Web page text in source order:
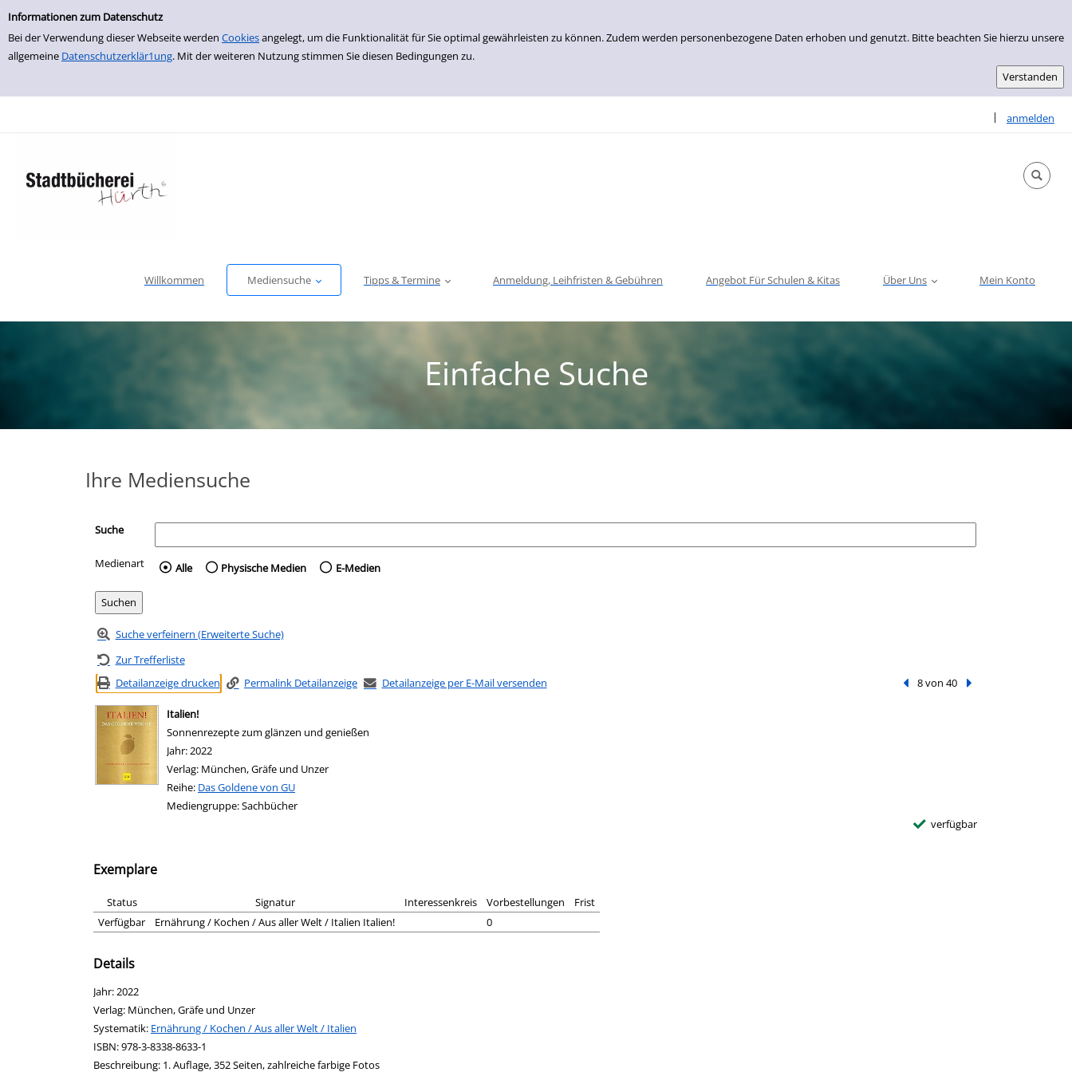
Einfache Suche
Informationen zum Datenschutz
Bei der Verwendung dieser Webseite werden Cookiesangelegt, um die Funktionalität für Sie optimal gewährleisten zu können. Zudem werden personenbezogene Daten erhoben und genutzt. Bitte beachten Sie hierzu unsere
allgemeine Datenschutzerklär1ung. Mit der weiteren Nutzung stimmen Sie diesen Bedingungen zu.
zur Navigation springen
zum Inhalt springen
Zur Detailanzeige springen
| anmelden
Sprache
Willkommen Mediensuche Tipps & Termine Anmeldung, Leihfristen & Gebühren Angebot Für Schulen & Kitas Über Uns Mein Konto
Einfache Suche
Ihre Mediensuche
Suche
Medienart Wählen Sie die Medienart nach der Sie suchen wollen.
Alle Physische Medien E-Medien
Suche verfeinern (Erweiterte Suche)
Zur Trefferliste
Detailanzeige drucken
Permalink Detailanzeige Detailanzeige per E-Mail versenden Vorheriger Treffer
8 von 40 Nächster Treffer
Italien!
Sonnenrezepte zum glänzen und genießen
Suche nach diesem Verfasser
Jahr:2022
Verlag: München, Gräfe und Unzer
Reihe: Das Goldene von GU
Mediengruppe:Sachbücher
verfügbar
Exemplare
Status Signatur Interessenkreis Vorbestellungen
Frist
Verfügbar
Ernährung / Kochen / Aus aller Welt / Italien Italien! 0
Details
Suche nach diesem Verfasser
Jahr:2022
Verlag: München, Gräfe und Unzer
opens in new tab
Diesen Link in neuem Tab öffnen
Systematik: Suche nach dieser Systematik
Ernährung / Kochen / Aus aller Welt / Italien
Suche nach diesem Interessenskreis
ISBN:978-3-8338-8633-1
Beschreibung: 1. Auflage, 352 Seiten, zahlreiche farbige Fotos